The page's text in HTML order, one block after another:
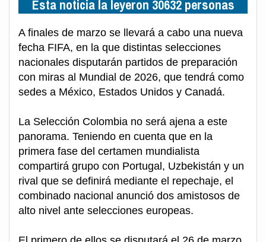
Esta noticia la leyeron 30632 personas
A finales de marzo se llevará a cabo una nueva
fecha FIFA, en la que distintas selecciones
nacionales disputarán partidos de preparación
con miras al Mundial de 2026, que tendrá como
sedes a México, Estados Unidos y Canadá.
La Selección Colombia no será ajena a este
panorama. Teniendo en cuenta que en la
primera fase del certamen mundialista
compartirá grupo con Portugal, Uzbekistán y un
rival que se definirá mediante el repechaje, el
combinado nacional anunció dos amistosos de
alto nivel ante selecciones europeas.